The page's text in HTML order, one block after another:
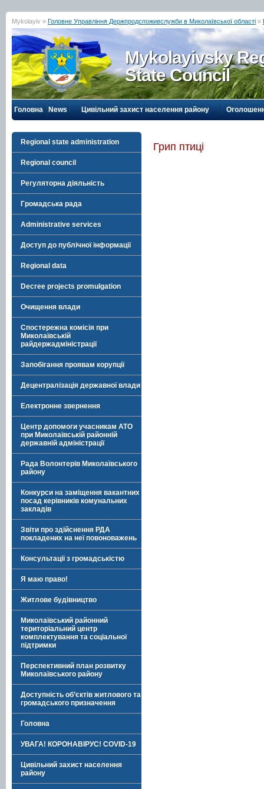
Mykolayiv » Головне Управління Держпродспоживслужби в Миколаївської області »
Mykolayivsky
State Council
Головна News Цивільний захист населення району
Regional state administration
Regional council
Регуляторна діяльність
Громадська рада
Administrative services
Доступ до публічної інформації
Regional data
Decree projects promulgation
Очищення влади
Спостережна комісія при
Миколаївській
райдержадміністрації
Запобігання проявам корупції
Децентралізація державної влади
Електронне звернення
Центр допомоги учасникам АТО
при Миколаївській районній
державній адміністрації
Рада Волонтерів Миколаївського
району
Конкурси на заміщення вакантних
посад керівників комунальних
закладів
Звіти про здійснення РДА
покладених на неї повоноважень
Консультації з громадськістю
Я маю право!
Житлове будівництво
Миколаївський районний
територіальний центр
комплектування та соціальної
підтримки
Перспективний план розвитку
Миколаївського району
Доступність об’єктів житлового та
громадського призначення
Головна
УВАГА! КОРОНАВІРУС! COVID-19
Цивільний захист населення
району
Грип птиці